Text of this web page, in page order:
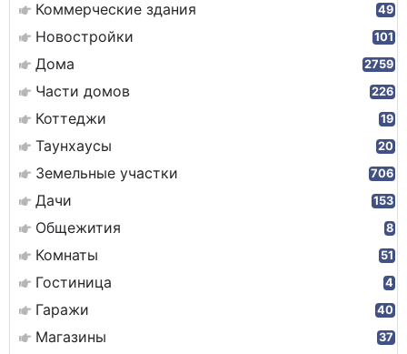
Коммерческие здания 49
Новостройки 101
Дома 2759
Части домов 226
Коттеджи 19
Таунхаусы 20
Земельные участки 706
Дачи 153
Общежития 8
Комнаты 51
Гостиница 4
Гаражи 40
Магазины 37